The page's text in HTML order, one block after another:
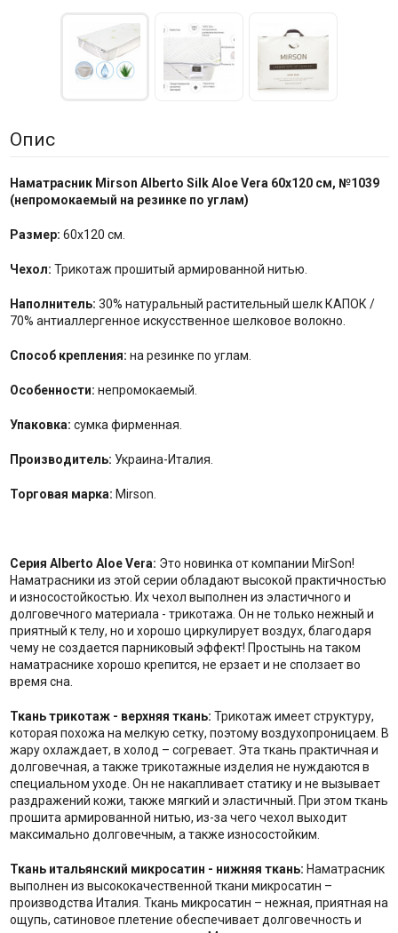
Опис
Наматрасник Mirson Alberto Silk Aloe Vera 60x120 см, №1039
(непромокаемый на резинке по углам)
Размер: 60x120 см.
Чехол: Трикотаж прошитый армированной нитью.
Наполнитель: 30% натуральный растительный шелк КАПОК /
70% антиаллергенное искусственное шелковое волокно.
Способ крепления: на резинке по углам.
Особенности: непромокаемый.
Упаковка: сумка фирменная.
Производитель: Украина-Италия.
Торговая марка: Mirson.
Серия Alberto Aloe Vera: Это новинка от компании MirSon!
Наматрасники из этой серии обладают высокой практичностью
и износостойкостью. Их чехол выполнен из эластичного и
долговечного материала - трикотажа. Он не только нежный и
приятный к телу, но и хорошо циркулирует воздух, благодаря
чему не создается парниковый эффект! Простынь на таком
наматраснике хорошо крепится, не ерзает и не сползает во
время сна.
Ткань трикотаж - верхняя ткань: Трикотаж имеет структуру,
которая похожа на мелкую сетку, поэтому воздухопроницаем. В
жару охлаждает, в холод – согревает. Эта ткань практичная и
долговечная, а также трикотажные изделия не нуждаются в
специальном уходе. Он не накапливает статику и не вызывает
раздражений кожи, также мягкий и эластичный. При этом ткань
прошита армированной нитью, из-за чего чехол выходит
максимально долговечным, а также износостойким.
Ткань итальянский микросатин - нижняя ткань: Наматрасник
выполнен из высококачественной ткани микросатин –
производства Италия. Ткань микросатин – нежная, приятная на
ощупь, сатиновое плетение обеспечивает долговечность и